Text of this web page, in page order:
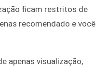
ficam restritos de
recomendado e você
apenas visualização,